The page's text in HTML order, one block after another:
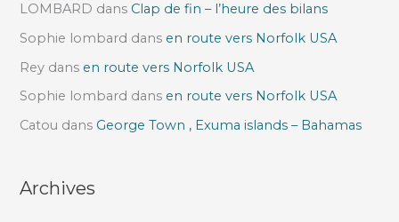
LOMBARD dans Clap de fin – l’heure des bilans
Sophie lombard dans en route vers Norfolk USA
Rey dans en route vers Norfolk USA
Sophie lombard dans en route vers Norfolk USA
Catou dans George Town , Exuma islands – Bahamas
Archives